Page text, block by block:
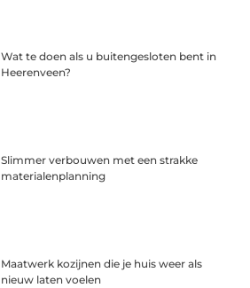
Wat te doen als u buitengesloten bent in
Heerenveen?
Slimmer verbouwen met een strakke
materialenplanning
Maatwerk kozijnen die je huis weer als
nieuw laten voelen